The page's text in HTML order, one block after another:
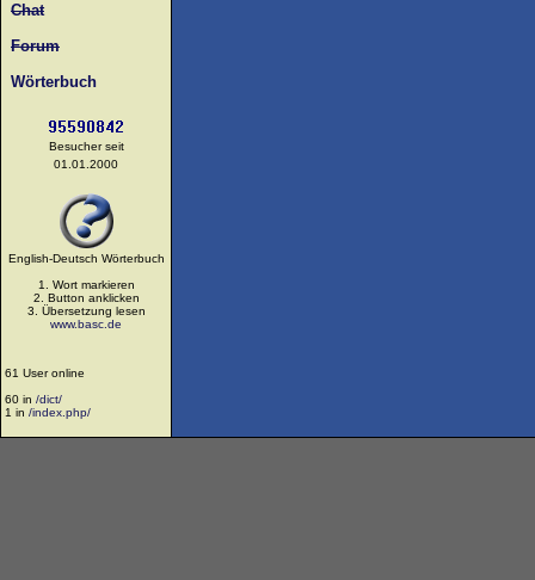
Chat
Forum
Wörterbuch
Besucher seit
01.01.2000
English-Deutsch Wörterbuch
1. Wort markieren
2. Button anklicken
3. Übersetzung lesen
www.basc.de
61 User online
60 in /dict/
1 in /index.php/